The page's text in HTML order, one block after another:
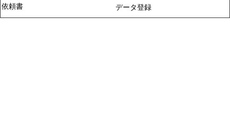
依頼書
データ登録